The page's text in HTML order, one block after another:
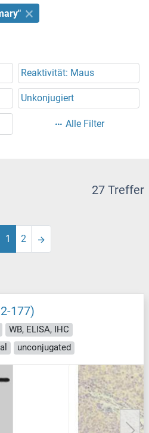
Reaktivität: Maus
Unkonjugiert
Alle Filter
27 Treffer
1 2
177)
WB, ELISA, IHC
unconjugated